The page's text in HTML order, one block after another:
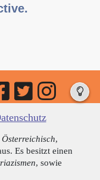
Österreichisch,
Es besitzt einen
, sowie